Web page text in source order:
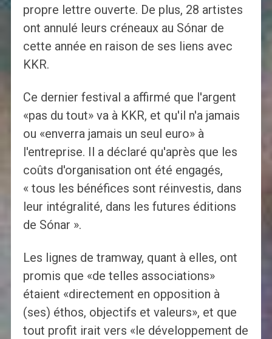
propre lettre ouverte. De plus, 28 artistes
ont annulé leurs créneaux au Sónar de
cette année en raison de ses liens avec
KKR.
Ce dernier festival a affirmé que l'argent
«pas du tout» va à KKR, et qu'il n'a jamais
ou «enverra jamais un seul euro» à
l'entreprise. Il a déclaré qu'après que les
coûts d'organisation ont été engagés,
« tous les bénéfices sont réinvestis, dans
leur intégralité, dans les futures éditions
de Sónar ».
Les lignes de tramway, quant à elles, ont
promis que «de telles associations»
étaient «directement en opposition à
(ses) éthos, objectifs et valeurs», et que
tout profit irait vers «le développement de